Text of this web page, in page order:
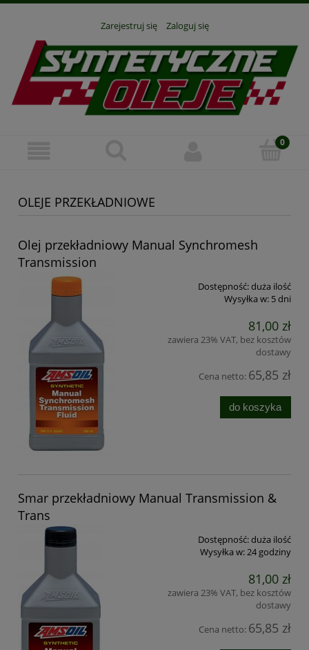
Zarejestruj się Zaloguj się
OLEJE PRZEKŁADNIOWE
Olej przekładniowy Manual Synchromesh
Transmission
Dostępność:duża ilość
Wysyłka w: 5 dni
81,00 zł
zawiera 23% VAT, bez kosztów
dostawy
Cena netto: 65,85 zł
do koszyka
Smar przekładniowy Manual Transmission &
Trans
Dostępność:duża ilość
Wysyłka w: 24 godziny
81,00 zł
zawiera 23% VAT, bez kosztów
dostawy
Cena netto: 65,85 zł